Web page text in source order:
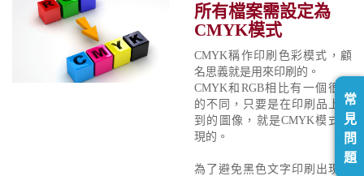
所有檔案需設定為
CMYK模式
CMYK稱作印刷色彩模式，顧
名思義就是用來印刷的。
CMYK和RGB相比有一個很大
的不同，只要是在印刷品上看
到的圖像，就是CMYK模式表
現的。
為了避免黑色文字印刷出現重
常
見
問
題